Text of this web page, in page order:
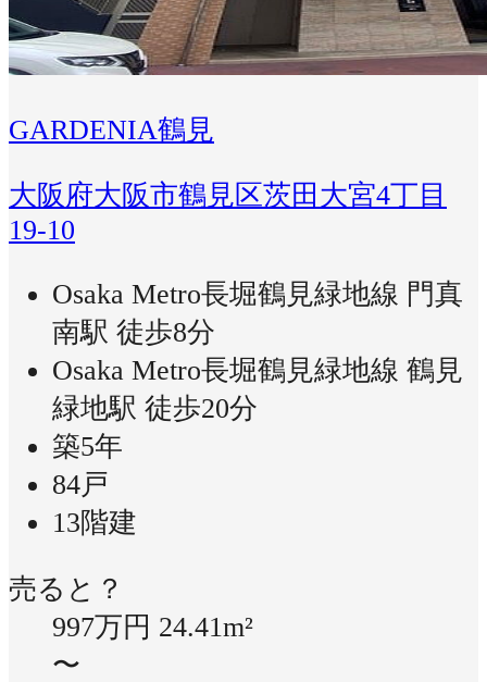
GARDENIA鶴見
大阪府大阪市鶴見区茨田大宮4丁目
19-10
Osaka Metro長堀鶴見緑地線 門真
南駅 徒歩8分
Osaka Metro長堀鶴見緑地線 鶴見
緑地駅 徒歩20分
築5年
84戸
13階建
売ると？
997万円 24.41m²
〜